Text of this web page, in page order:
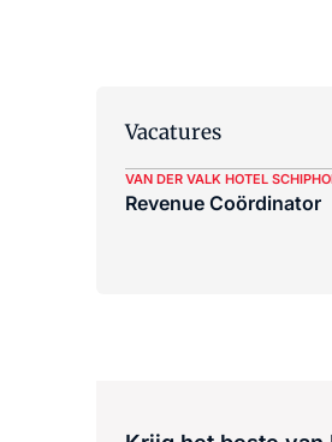
Vacatures
VAN DER VALK HOTEL
Revenue Coördinator